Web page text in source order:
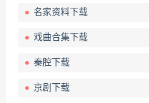
名家资料下载
戏曲合集下载
秦腔下载
京剧下载